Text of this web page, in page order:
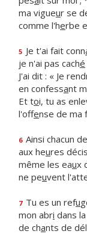
ma vigueur se
comme l'herbe
5 Je t'ai fait conn
je n'ai pas caché
J'ai dit : « Je
en confessant
Et toi, tu as
l'offense de ma
6 Ainsi chacun
aux heures
même les eaux
ne peuvent
7 Tu es un refu
mon abri dans
de chants de